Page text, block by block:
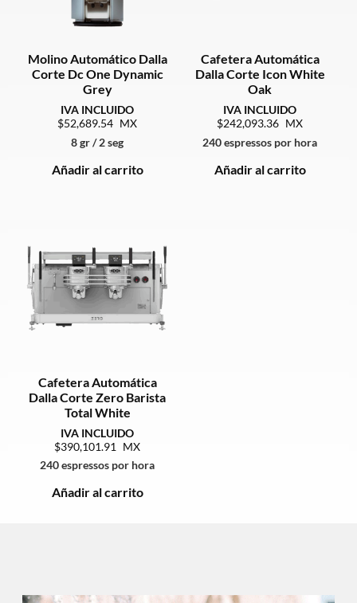
Molino Automático Dalla
Corte Dc One Dynamic
Grey
52,689.54
8 gr / 2 seg
Añadir al carrito
Cafetera Automática
Dalla Corte Icon White
Oak
242,093.36
240 espressos por hora
Añadir al carrito
Cafetera Automática
Dalla Corte Zero Barista
Total White
390,101.91
240 espressos por hora
Añadir al carrito